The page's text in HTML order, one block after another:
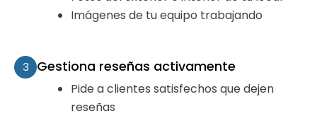
Imágenes de tu equipo trabajando
3 Gestiona reseñas activamente
Pide a clientes satisfechos que dejen
reseñas